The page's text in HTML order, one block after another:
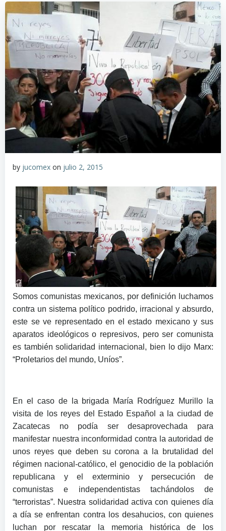
by jucomex on julio 2, 2015
Somos comunistas mexicanos, por definición luchamos
contra un sistema político podrido, irracional y absurdo,
este se ve representado en el estado mexicano y sus
aparatos ideológicos o represivos, pero ser comunista
es también solidaridad internacional, bien lo dijo Marx:
“Proletarios del mundo, Uníos”.
En el caso de la brigada María Rodríguez Murillo la
visita de los reyes del Estado Español a la ciudad de
Zacatecas no podía ser desaprovechada para
manifestar nuestra inconformidad contra la autoridad de
unos reyes que deben su corona a la brutalidad del
régimen nacional-católico, el genocidio de la población
republicana y el exterminio y persecución de
comunistas e independentistas tachándolos de
“terroristas”. Nuestra solidaridad activa con quienes día
a día se enfrentan contra los desahucios, con quienes
luchan por rescatar la memoria histórica de los